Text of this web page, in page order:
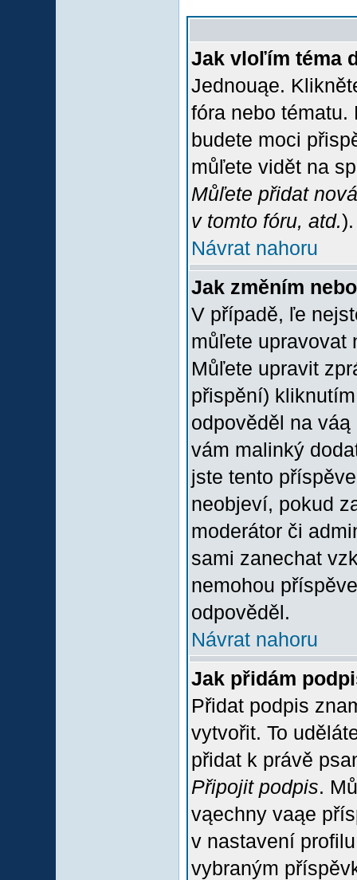
Jak vloľím téma
Jednouąe.
fóra nebo
budete moci
můľete vidět na
Můľete přidat
v tomto fóru, atd.).
Návrat nahoru
Jak změním
V případě, ľe
můľete upravovat
Můľete upravit
přispění)
odpověděl na
vám malinký
jste tento
neobjeví, pokud
moderátor či
sami zanechat
nemohou
odpověděl.
Návrat nahoru
Jak přidám
Přidat podpis
vytvořit. To
přidat k právě
Připojit podpis.
vąechny vaąe
v nastavení
vybraným